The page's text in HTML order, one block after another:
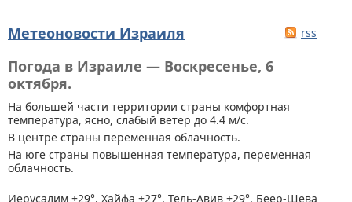
Метеоновости Израиля rss
Погода в Израиле — Воскресенье, 6
октября.
На большей части территории страны комфортная
температура, ясно, слабый ветер до 4.4 м/с.
В центре страны переменная облачность.
На юге страны повышенная температура, переменная
облачность.
Иерусалим +29°, Хайфа +27°, Тель-Авив +29°, Беер-Шева